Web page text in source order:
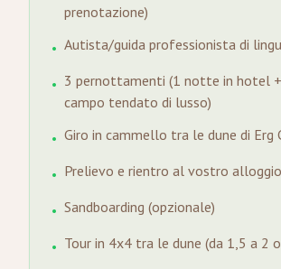
prenotazione)
• Autista/guida professionista di
• 3 pernottamenti (1 notte in hotel
campo tendato di lusso)
• Giro in cammello tra le dune di Erg
• Prelievo e rientro al vostro
• Sandboarding (opzionale)
• Tour in 4x4 tra le dune (da 1,5 a 2